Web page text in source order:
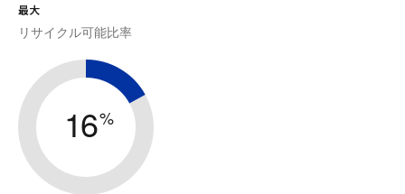
最大
リサイクル可能比率
16%